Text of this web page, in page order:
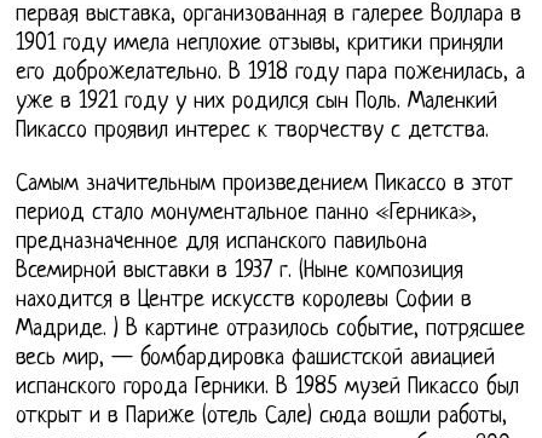
первая выставка, организованная в галерее Воллара в
1901 году имела неплохие отзывы, критики приняли
его доброжелательно. В 1918 году пара поженилась, а
уже в 1921 году у них родился сын Поль. Маленкий
Пикассо проявил интерес к творчеству с детства.
Самым значительным произведением Пикассо в этот
период стало монументальное панно «Герника»,
предназначенное для испанского павильона
Всемирной выставки в 1937 г. (Ныне композиция
находится в Центре искусств королевы Софии в
Мадриде. ) В картине отразилось событие, потрясшее
весь мир, — бомбардировка фашистской авиацией
испанского города Герники. В 1985 музей Пикассо был
открыт и в Париже (отель Сале) сюда вошли работы,